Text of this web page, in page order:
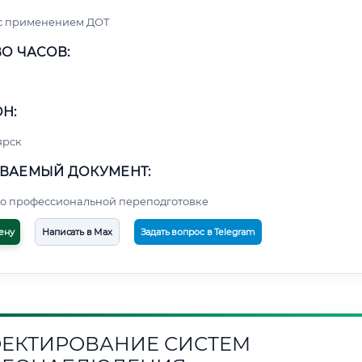
применением ДОТ
ЧАСОВ:
ДОКУМЕНТ:
профессиональной переподготовке
Написать в Max Задать вопрос в Telegram
СИСТЕМ